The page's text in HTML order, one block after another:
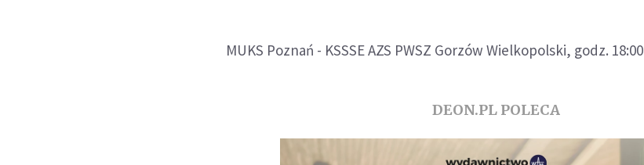
MUKS Poznań - KSSSE AZS PWSZ Gorzów Wielkopolski, godz. 18:00
DEON.PL POLECA